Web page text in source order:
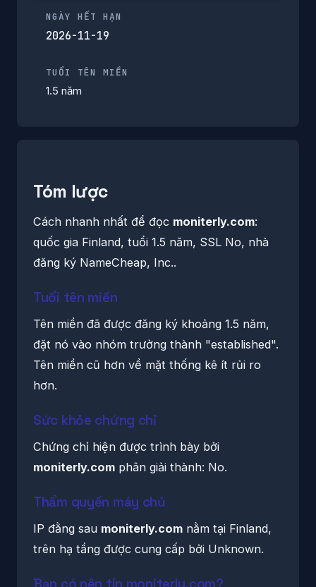
NGÀY HẾT HẠN
2026-11-19
TUỔI TÊN MIỀN
1.5 năm
Tóm lược
Cách nhanh nhất để đọc moniterly.com:
quốc gia Finland, tuổi 1.5 năm, SSL No, nhà
đăng ký NameCheap, Inc..
Tuổi tên miền
Tên miền đã được đăng ký khoảng 1.5 năm,
đặt nó vào nhóm trưởng thành "established".
Tên miền cũ hơn về mặt thống kê ít rủi ro
hơn.
Sức khỏe chứng chỉ
Chứng chỉ hiện được trình bày bởi
moniterly.com phân giải thành: No.
Thẩm quyền máy chủ
IP đằng sau moniterly.com nằm tại Finland,
trên hạ tầng được cung cấp bởi Unknown.
Bạn có nên tin moniterly.com?